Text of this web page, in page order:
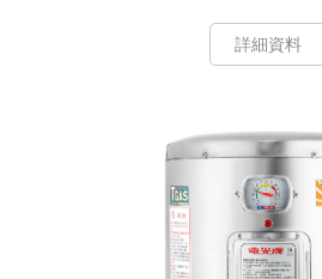
詳細資料